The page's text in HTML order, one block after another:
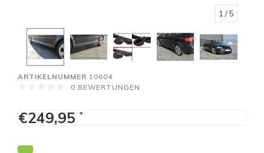
1 / 5
ARTIKELNUMMER 10604
0 BEWERTUNGEN
€249,95 *